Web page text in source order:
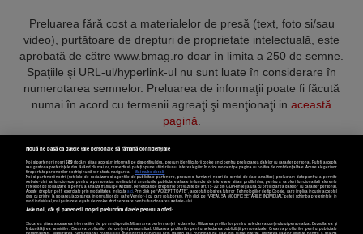
Preluarea fără cost a materialelor de presă (text, foto si/sau
video), purtătoare de drepturi de proprietate intelectuală, este
aprobată de către www.bmag.ro doar în limita a 250 de semne.
Spaţiile şi URL-ul/hyperlink-ul nu sunt luate în considerare în
numerotarea semnelor. Preluarea de informaţii poate fi făcută
numai în acord cu termenii agreaţi şi menţionaţi in această
pagină
Termeni și condiții Confidențialitate Cookies Contact
Copyright © 2025 BUSINESSMEX S.A.
Nouă ne pasă ca datele tale personale să rămână confidențiale
Noi și partenerii noștri589stocăm și/sau accesăm informații pe dispozitivul dvs., precum identificatorii cookie unici pentru prelucrarea datelor cu caracter personal. Puteți accepta
sau gestiona preferințele dvs. făcând clic mai jos, respectiv vă puteți opune utilizării unui interes legitim în orice moment pe pagina cu politica de confidențialitate. Aceste alegeri vor
fi raportate partenerilor noștri și nu vă vor afecta navigarea.
Mai multe detalii
Noi si partenerii nostri (retelele de socializare si agentiile de publicitate partenere, precum si furnizorii nostri de servicii de date analitice) prelucram date pentru a permite
website-ului sa functioneze, pentru a personaliza continutul si anunturile publicitare afisate in functie de interesele si/sau profilul dvs., pentru a va oferi functionalitati aferente
retelelor de socializare si pentru a analiza traficul pe website. Beneficiati de drepturile prevazute de art. 15-22 din GDPR in legatura cu prelucrarea datelor cu caracter personal.
Aceste drepturi pot fi exercitate prin modalitatea indicataaici. Prin click pe “ACCEPT TOATE”, acceptati folosirea tuturor Tehnologiilor de tip Cookie, care implica inclusiv acceptul
dvs. cu privire la stocarea/accesarea informatiilor de catre Vendor-ii cu care colaboram. Prin click pe “VREAU SA MODIFIC SETARILE INDIVIDUAL” puteti schimba preferintele in
mod individual, mai putin cele legate de cookie strict necesare pentru functionarea website-ului.
Atât noi, cât și partenerii noștri prelucrăm datele pentru a oferi:
Stocarea și/sau accesarea informațiilor de pe un dispozitiv. Măsurarea performanței reclamelor. Utilizarea profilurilor pentru selectarea conținutului personalizat. Dezvoltarea și
îmbunătățirea serviciilor. Crearea profilurilor de conținut personalizat. Utilizarea profilurilor pentru selectarea publicității personalizate. Crearea profilurilor pentru publicitate